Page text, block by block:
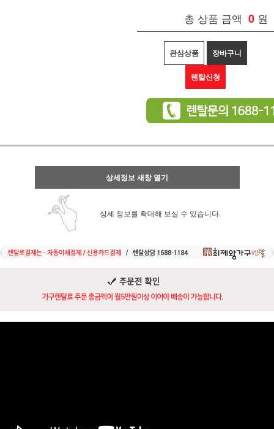
총 상품 금액 0 원
관심상품 장바구니
렌탈신청
상세정보 새창 열기
상세 정보를 확대해 보실 수 있습니다.